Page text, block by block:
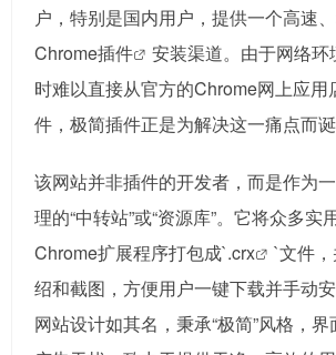
户，特别是国内用户，提供一个高速
Chrome插件
安装渠道。由于网络
时难以直接从官方的Chrome网上应用
件，极简插件正是为解决这一痛点而诞
该网站并非插件的开发者，而是作为
理的“中转站”或“资源库”。它将众多实
Chrome扩展程序打包成`.crx
`文件
绍和截图，方便用户一键下载并手动安
网站设计如其名，秉承“极简”风格，